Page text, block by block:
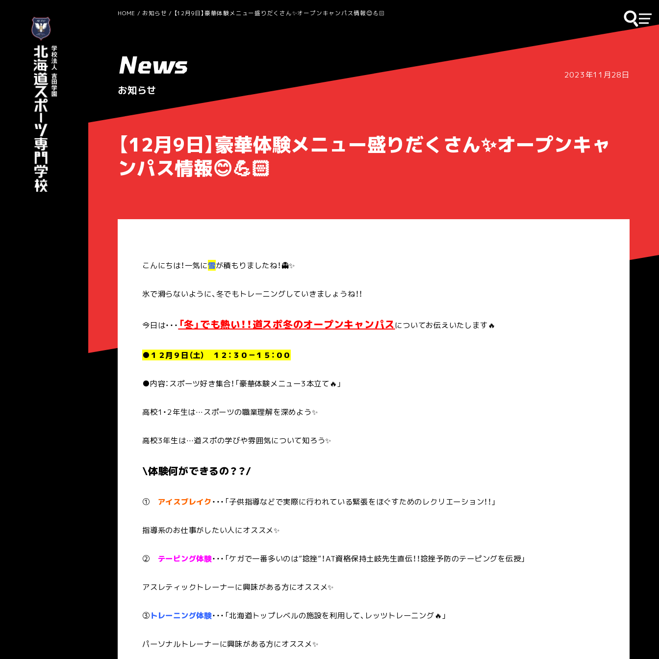
HOME お知らせ 【12月9日】豪華体験メニュー盛りだくさん✨オープンキャンパス情報😊💪🏻
News
お知らせ
2023年11月28日
【12月9日】豪華体験メニュー盛りだくさん✨オープンキャ
ンパス情報😊💪🏻
こんにちは！一気に雪が積もりましたね！👻✨
氷で滑らないように、冬でもトレーニングしていきましょうね！！
今日は・・・ 「冬」でも熱い！！道スポ冬のオープンキャンパスについてお伝えいたします🔥
●１２月９日（土） １２：３０－１５：００
●内容：スポーツ好き集合！「豪華体験メニュー3本立て🔥」
高校1・2年生は…スポーツの職業理解を深めよう✨
高校3年生は…道スポの学びや雰囲気について知ろう✨
\体験何ができるの？？/
① アイスブレイク・・・「子供指導などで実際に行われている緊張をほぐすためのレクリエーション！！」
指導系のお仕事がしたい人にオススメ✨
② テーピング体験・・・「ケガで一番多いのは”捻挫”！AT資格保持土岐先生直伝！！捻挫予防のテーピングを伝授」
アスレティックトレーナーに興味がある方にオススメ✨
③トレーニング体験・・・「北海道トップレベルの施設を利用して、レッツトレーニング🔥」
パーソナルトレーナーに興味がある方にオススメ✨